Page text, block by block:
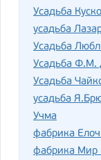
Усадьба
усадьба
Усадьба
Усадьба Ф.М.
Усадьба
усадьба
Учма
фабрика
фабрика Мир